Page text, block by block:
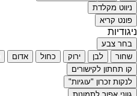
ניווט מקלדת
פונט קריא
ניגודיות
בחר צבע
שחור
לבן ירוק כחול אדום
קו תחתון לקישורים
לנקות זכרון "עוגיות"